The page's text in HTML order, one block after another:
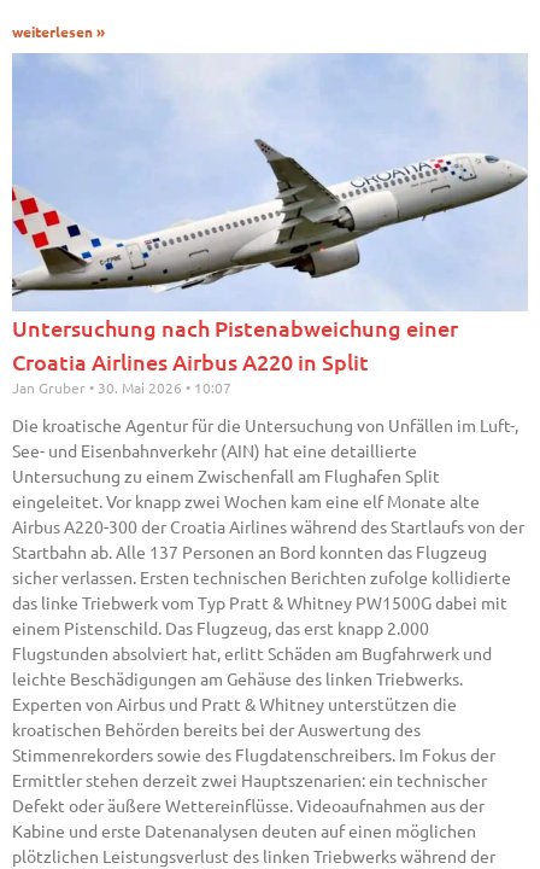
weiterlesen »
Untersuchung nach Pistenabweichung einer
Croatia Airlines Airbus A220 in Split
Jan Gruber 30. Mai 2026 10:07
Die kroatische Agentur für die Untersuchung von Unfällen im Luft-,
See- und Eisenbahnverkehr (AIN) hat eine detaillierte
Untersuchung zu einem Zwischenfall am Flughafen Split
eingeleitet. Vor knapp zwei Wochen kam eine elf Monate alte
Airbus A220-300 der Croatia Airlines während des Startlaufs von der
Startbahn ab. Alle 137 Personen an Bord konnten das Flugzeug
sicher verlassen. Ersten technischen Berichten zufolge kollidierte
das linke Triebwerk vom Typ Pratt & Whitney PW1500G dabei mit
einem Pistenschild. Das Flugzeug, das erst knapp 2.000
Flugstunden absolviert hat, erlitt Schäden am Bugfahrwerk und
leichte Beschädigungen am Gehäuse des linken Triebwerks.
Experten von Airbus und Pratt & Whitney unterstützen die
kroatischen Behörden bereits bei der Auswertung des
Stimmenrekorders sowie des Flugdatenschreibers. Im Fokus der
Ermittler stehen derzeit zwei Hauptszenarien: ein technischer
Defekt oder äußere Wettereinflüsse. Videoaufnahmen aus der
Kabine und erste Datenanalysen deuten auf einen möglichen
plötzlichen Leistungsverlust des linken Triebwerks während der